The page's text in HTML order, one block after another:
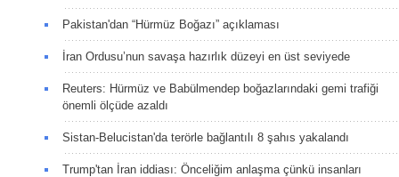
Pakistan'dan “Hürmüz Boğazı” açıklaması
İran Ordusu’nun savaşa hazırlık düzeyi en üst seviyede
Reuters: Hürmüz ve Babülmendep boğazlarındaki gemi trafiği
önemli ölçüde azaldı
Sistan-Belucistan'da terörle bağlantılı 8 şahıs yakalandı
Trump'tan İran iddiası: Önceliğim anlaşma çünkü insanları